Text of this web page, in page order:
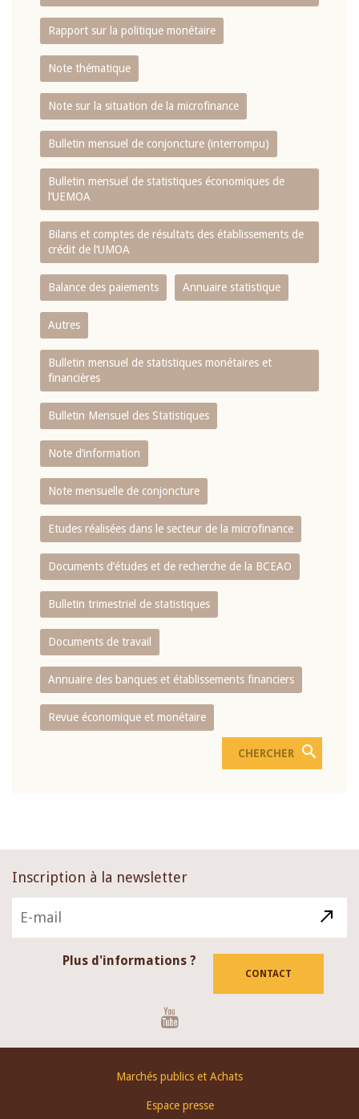
Rapport sur la politique monétaire
Note thématique
Note sur la situation de la microfinance
Bulletin mensuel de conjoncture (interrompu)
Bulletin mensuel de statistiques économiques de
l‘UEMOA
Bilans et comptes de résultats des établissements de
crédit de l‘UMOA
Balance des paiements Annuaire statistique
Autres
Bulletin mensuel de statistiques monétaires et
financières
Bulletin Mensuel des Statistiques
Note d’information
Note mensuelle de conjoncture
Etudes réalisées dans le secteur de la microfinance
Documents d’études et de recherche de la BCEAO
Bulletin trimestriel de statistiques
Documents de travail
Annuaire des banques et établissements financiers
Revue économique et monétaire
Inscription à la newsletter
Plus d'informations ?
CONTACT
Marchés publics et Achats
Espace presse